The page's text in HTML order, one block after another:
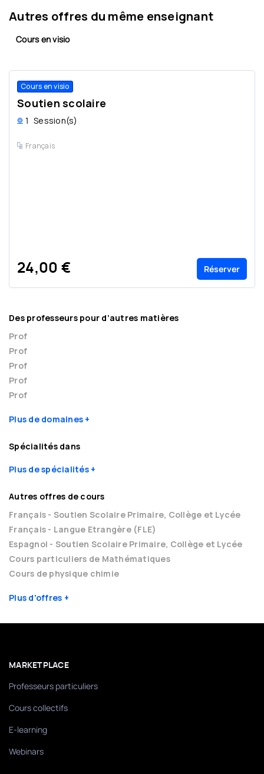
Autres offres du même enseignant
Cours en visio
Cours en visio
Soutien scolaire
1 Session(s)
Français
24,00 € Réserver
Des professeurs pour d’autres matières
Prof
Prof
Prof
Prof
Prof
Plus de domaines
Spécialités dans
Plus de spécialités
Autres offres de cours
Français - Soutien Scolaire Primaire, Collège et Lycée
Français - Langue Etrangère (FLE)
Espagnol - Soutien Scolaire Primaire, Collège et Lycée
Cours particuliers de Mathématiques
Cours de physique chimie
Plus d'offres
MARKETPLACE
Professeurs particuliers
Cours collectifs
E-learning
Webinars